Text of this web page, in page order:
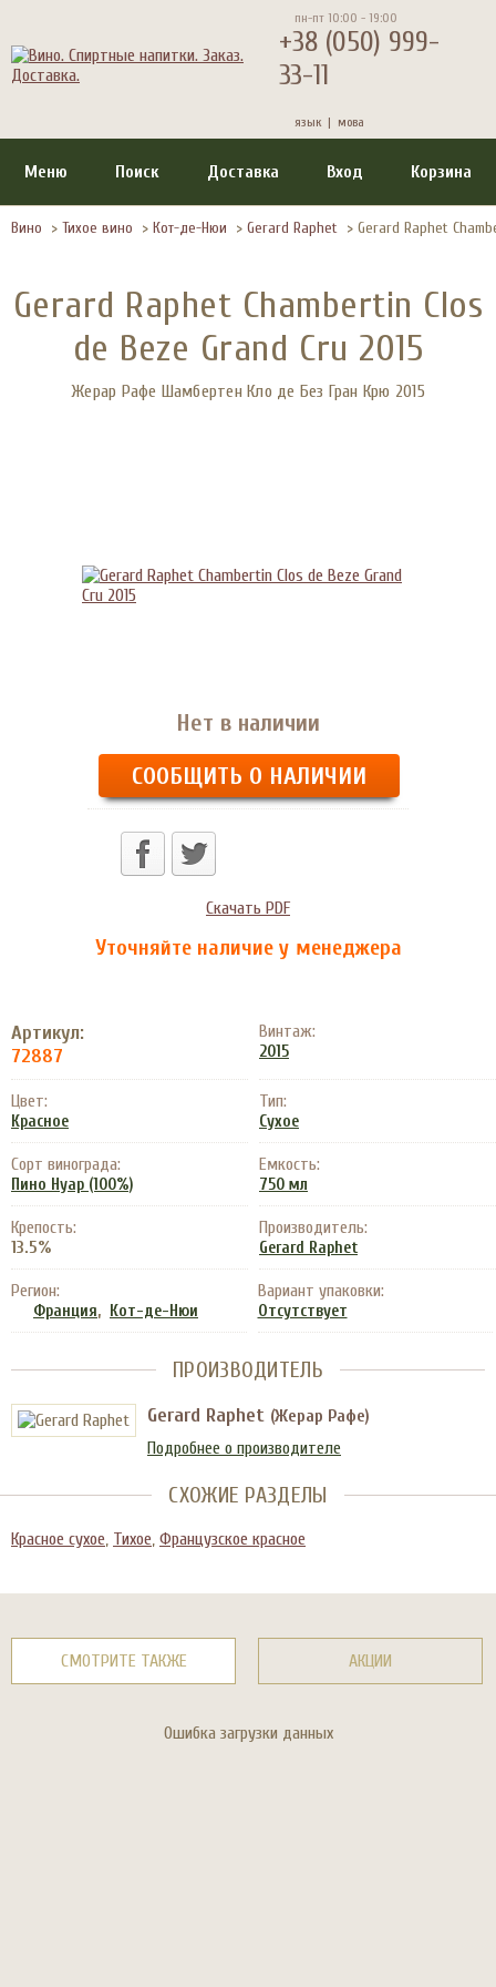
пн-пт 10:00 - 19:00
+38 (050) 999-
33-11
язык | мова
Меню Поиск Доставка Вход Корзина
Вино > Тихое вино > Кот-де-Нюи > Gerard Raphet > Gerard Raphet
Gerard Raphet Chambertin Clos
de Beze Grand Cru 2015
Жерар Рафе Шамбертен Кло де Без Гран Крю 2015
Нет в наличии
СООБЩИТЬ О НАЛИЧИИ
Скачать PDF
Уточняйте наличие у менеджера
Артикул:
72887
Винтаж:
2015
Цвет:
Красное
Тип:
Сухое
Сорт винограда:
Пино Нуар (100%)
Емкость:
750 мл
Крепость:
13.5%
Производитель:
Gerard Raphet
Регион:
Франция, Кот-де-Нюи
Вариант упаковки:
Отсутствует
ПРОИЗВОДИТЕЛЬ
Gerard Raphet (Жерар Рафе)
Подробнее о производителе
СХОЖИЕ РАЗДЕЛЫ
Красное сухое, Тихое, Французское красное
СМОТРИТЕ ТАКЖЕ АКЦИИ
Ошибка загрузки данных